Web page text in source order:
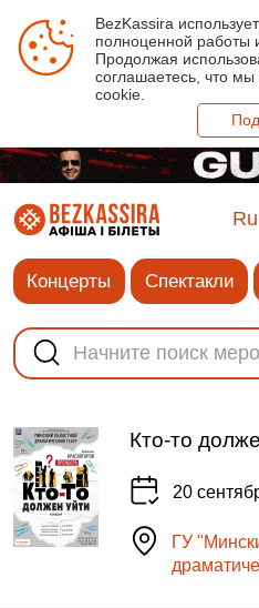
BezKassira
полноценной работы
Продолжая
соглашаетесь, что
cookie.
Ru
Концерты Спектакли
Кто-то
20
ГУ